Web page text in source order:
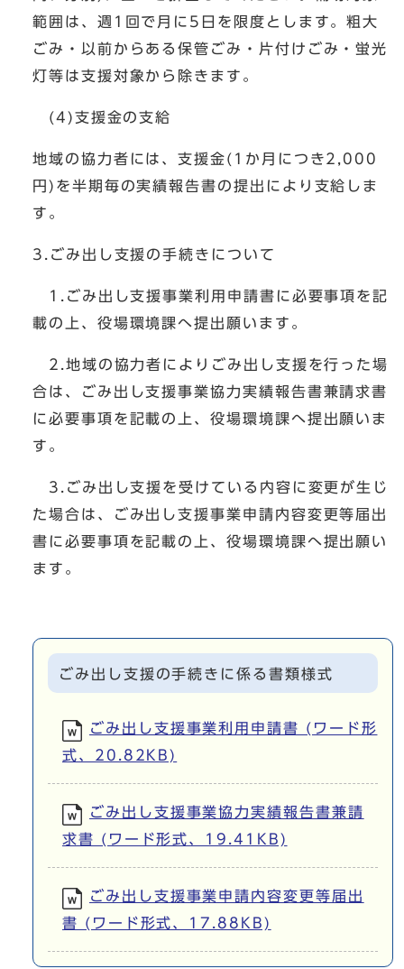
範囲は、週1回で月に5日を限度とします。粗大
ごみ・以前からある保管ごみ・片付けごみ・蛍光
灯等は支援対象から除きます。
(4)支援金の支給
地域の協力者には、支援金(1か月につき2,000
円)を半期毎の実績報告書の提出により支給しま
す。
3.ごみ出し支援の手続きについて
1.ごみ出し支援事業利用申請書に必要事項を記
載の上、役場環境課へ提出願います。
2.地域の協力者によりごみ出し支援を行った場
合は、ごみ出し支援事業協力実績報告書兼請求書
に必要事項を記載の上、役場環境課へ提出願いま
す。
3.ごみ出し支援を受けている内容に変更が生じ
た場合は、ごみ出し支援事業申請内容変更等届出
書に必要事項を記載の上、役場環境課へ提出願い
ます。
ごみ出し支援の手続きに係る書類様式
ごみ出し支援事業利用申請書 (ワード形
式、20.82KB)
ごみ出し支援事業協力実績報告書兼請
求書 (ワード形式、19.41KB)
ごみ出し支援事業申請内容変更等届出
書 (ワード形式、17.88KB)